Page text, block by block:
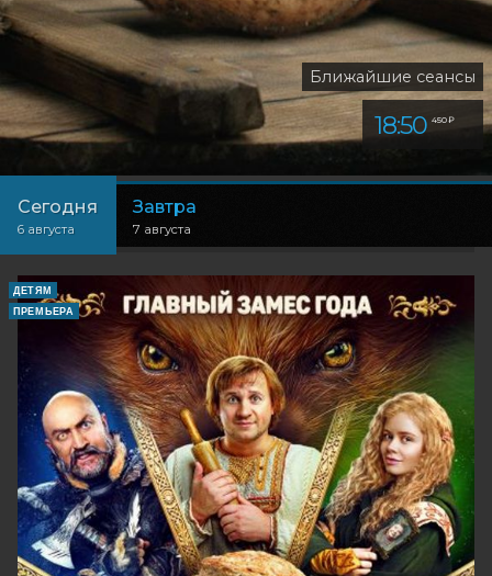
Ближайшие сеансы
18:50 450 ₽
Сегодня
6 августа
Завтра
7 августа
ДЕТЯМ
ПРЕМЬЕРА